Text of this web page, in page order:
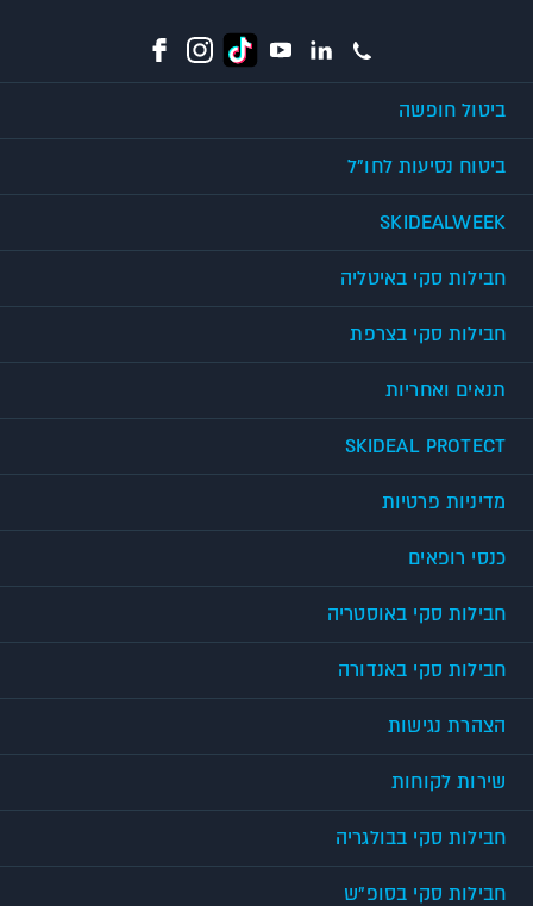
ביטול חופשה
ביטוח נסיעות לחו"ל
SKIDEALWEEK
חבילות סקי באיטליה
חבילות סקי בצרפת
תנאים ואחריות
SKIDEAL PROTECT
מדיניות פרטיות
כנסי רופאים
חבילות סקי באוסטריה
חבילות סקי באנדורה
הצהרת נגישות
שירות לקוחות
חבילות סקי בבולגריה
חבילות סקי בסופ"ש